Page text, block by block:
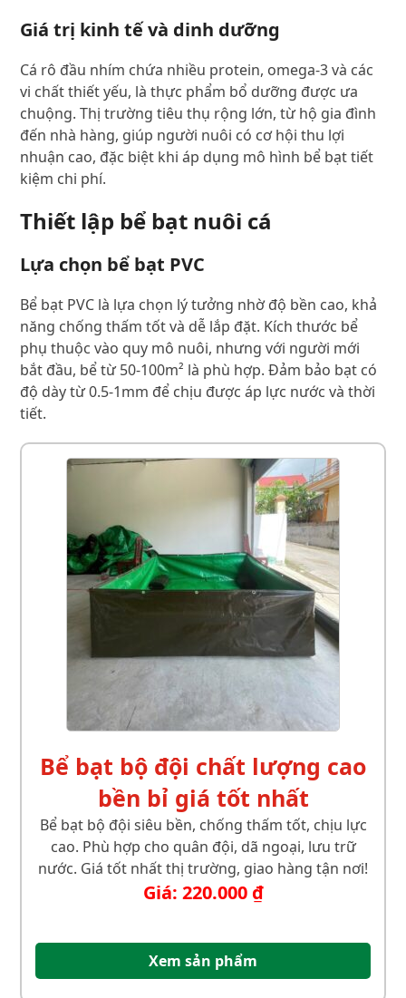
Giá trị kinh tế và dinh dưỡng
Cá rô đầu nhím chứa nhiều protein, omega-3 và các
vi chất thiết yếu, là thực phẩm bổ dưỡng được ưa
chuộng. Thị trường tiêu thụ rộng lớn, từ hộ gia đình
đến nhà hàng, giúp người nuôi có cơ hội thu lợi
nhuận cao, đặc biệt khi áp dụng mô hình bể bạt tiết
kiệm chi phí.
Thiết lập bể bạt nuôi cá
Lựa chọn bể bạt PVC
Bể bạt PVC là lựa chọn lý tưởng nhờ độ bền cao, khả
năng chống thấm tốt và dễ lắp đặt. Kích thước bể
phụ thuộc vào quy mô nuôi, nhưng với người mới
bắt đầu, bể từ 50-100m² là phù hợp. Đảm bảo bạt có
độ dày từ 0.5-1mm để chịu được áp lực nước và thời
tiết.
Bể bạt bộ đội chất lượng cao
bền bỉ giá tốt nhất
Bể bạt bộ đội siêu bền, chống thấm tốt, chịu lực
cao. Phù hợp cho quân đội, dã ngoại, lưu trữ
nước. Giá tốt nhất thị trường, giao hàng tận nơi!
Giá: 220.000 ₫
Xem sản phẩm